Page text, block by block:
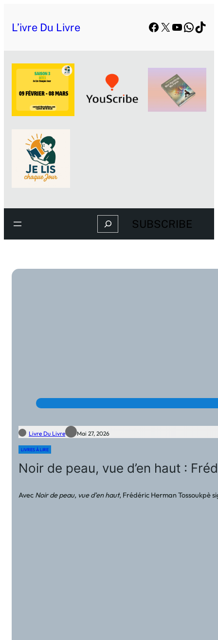
L’ivre Du Livre Facebook
X YouTube
Search SUBSCRIBE
Livre Du Livre Mai 27, 2026
LIVRES À LIRE
Noir de peau, vue d’en haut :
Avec Noir de peau, vue d’en haut, Frédéric Herman Tossoukpè